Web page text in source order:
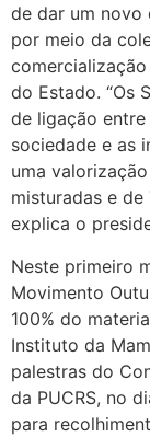
de dar um novo
por meio da
do Estado. “Os
de ligação
sociedade e as
uma
misturadas e de
explica o
Neste primeiro
Movimento
100% do
Instituto da
palestras do
da PUCRS, no
para